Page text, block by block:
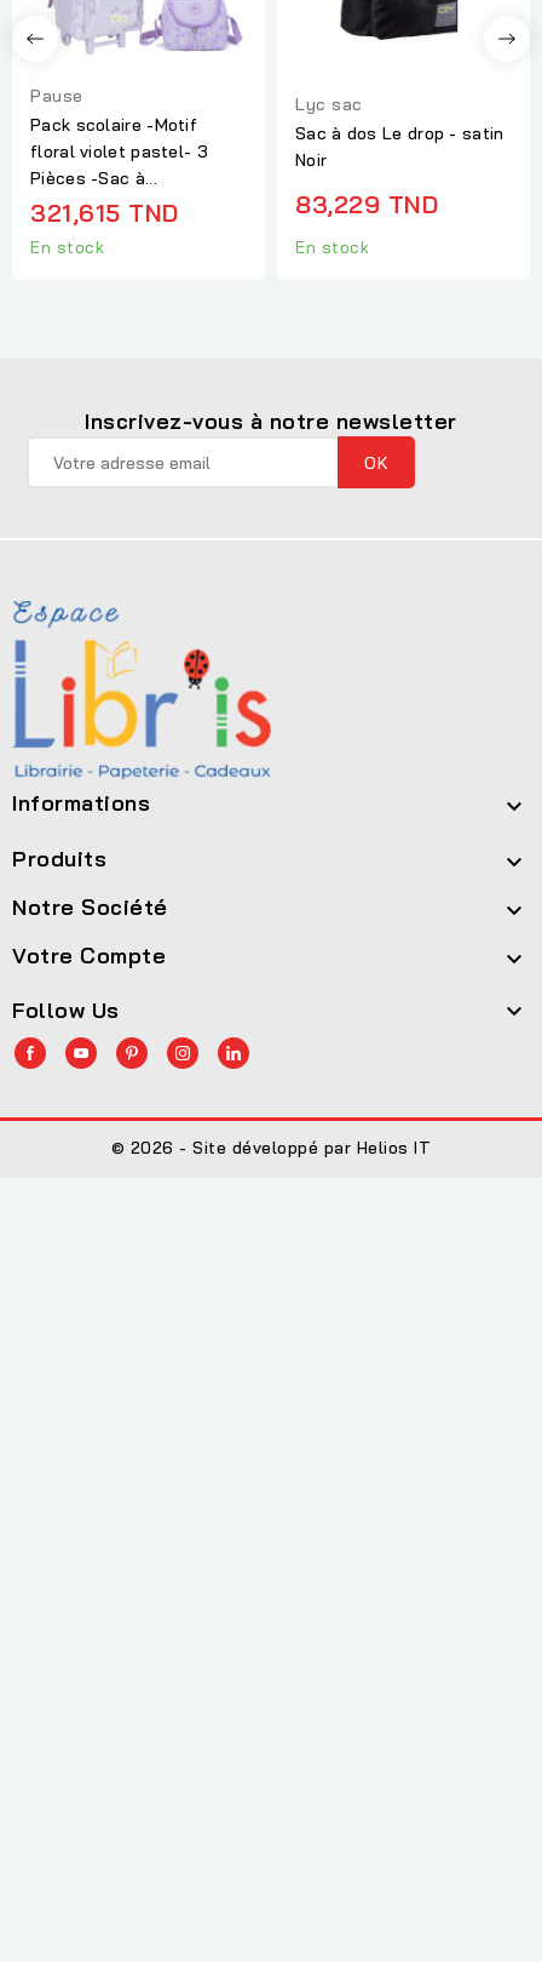
Pause
Pack scolaire -Motif
floral violet pastel- 3
Pièces -Sac à...
321,615 TND
En stock
Lyc sac
Sac à dos Le drop - satin
Noir
83,229 TND
En stock
Inscrivez-vous à notre newsletter
Informations 
Produits 
Notre Société 
Votre Compte 
Follow Us 
© 2026 - Site développé par Helios IT